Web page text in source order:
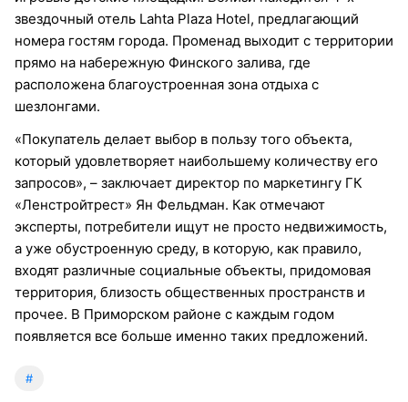
звездочный отель Lahta Plaza Hotel, предлагающий
номера гостям города. Променад выходит с территории
прямо на набережную Финского залива, где
расположена благоустроенная зона отдыха с
шезлонгами.
«Покупатель делает выбор в пользу того объекта,
который удовлетворяет наибольшему количеству его
запросов», – заключает директор по маркетингу ГК
«Ленстройтрест» Ян Фельдман. Как отмечают
эксперты, потребители ищут не просто недвижимость,
а уже обустроенную среду, в которую, как правило,
входят различные социальные объекты, придомовая
территория, близость общественных пространств и
прочее. В Приморском районе с каждым годом
появляется все больше именно таких предложений.
#